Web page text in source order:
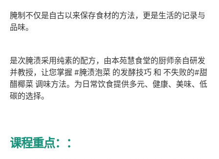
腌制不仅是自古以来保存食材的方法，更是生活的记录与
品味。
是次腌渍采用纯素的配方，由本苑慧食堂的厨师亲自研发
并教授，让您掌握 #腌渍泡菜 的发酵技巧 和 不失败的#甜
醋椰菜 调味方法。 为日常饮食提供多元、健康、美味、低
碳的选择。
课程重点：：